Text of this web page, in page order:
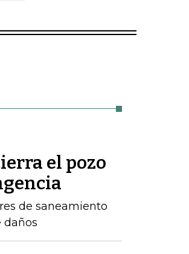
el pozo
de saneamiento
daños